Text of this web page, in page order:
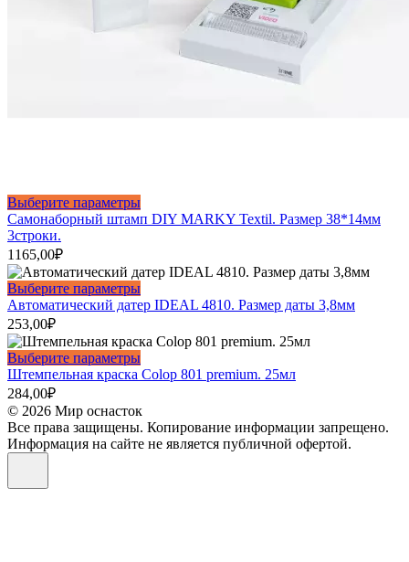
Выберите параметрыЭтот
товар
вариаций.
Опции
можно
выбрать
странице
товара.
Самонаборный штамп DIY MARKY Textil. Размер 38*14мм
3строки.
1165,00₽
Выберите параметрыЭтот
товар
несколько
вариаций.
Опции
можно
на
странице
товара.
Автоматический датер IDEAL 4810. Размер даты 3,8мм
253,00₽
Выберите параметрыЭтот
товар
несколько
вариаций.
Опции
Штемпельная краска Colop 801 premium. 25мл
284,00₽
© 2026 Мир оснасток
Все права защищены. Копирование информации запрещено.
Информация на сайте не является публичной офертой.